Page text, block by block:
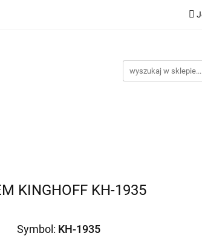
KINGHOFF KH-1935
Symbol: KH-1935